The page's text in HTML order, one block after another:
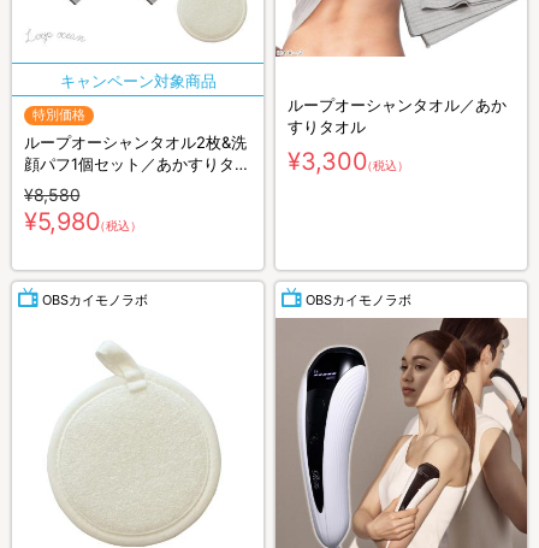
特別価格
ループオーシャンタオル2枚&洗
顔パフ1個セット／あかすりタオ
ル
¥8,580
¥5,980（税込）
ループオーシャンタオル／あか
すりタオル
¥3,300（税込）
OBSカイモノラボ OBSカイモノラボ